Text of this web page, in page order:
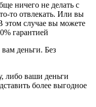
ничего не делать с
то отвлекать. Или вы
этом случае вы можете
гарантией
деньги. Без
либо ваши деньги
более выгодное